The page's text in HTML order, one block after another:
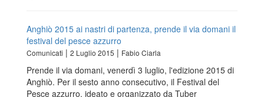
Anghiò 2015 ai nastri di partenza, prende il via domani il
festival del pesce azzurro
Comunicati | 2 Luglio 2015 | Fabio Ciarla
Prende il via domani, venerdì 3 luglio, l'edizione 2015 di
Anghiò. Per il sesto anno consecutivo, il Festival del
Pesce azzurro, ideato e organizzato da Tuber